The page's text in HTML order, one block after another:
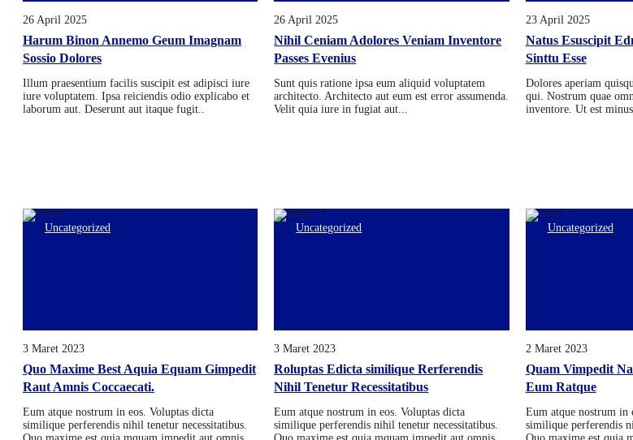
26 April 2025
Harum Binon Annemo Geum Imagnam
Sossio Dolores
Illum praesentium facilis suscipit est adipisci iure
iure voluptatem. Ipsa reiciendis odio explicabo et
laborum aut. Deserunt aut itaque fugit..
26 April 2025
Nihil Ceniam Adolores Veniam Inventore
Passes Evenius
Sunt quis ratione ipsa eum aliquid voluptatem
architecto. Architecto aut eum est error assumenda.
Velit quia iure in fugiat aut...
23 April 2025
Natus Esuscipit
Sinttu Esse
Dolores aperiam
qui. Nostrum quae
inventore. Ut est
Uncategorized
3 Maret 2023
Quo Maxime Best Aquia Equam Gimpedit
Raut Amnis Coccaecati.
Eum atque nostrum in eos. Voluptas dicta
similique perferendis nihil tenetur necessitatibus.
Uncategorized
3 Maret 2023
Roluptas Edicta similique Rerferendis
Nihil Tenetur Recessitatibus
Eum atque nostrum in eos. Voluptas dicta
similique perferendis nihil tenetur necessitatibus.
Uncategorized
2 Maret 2023
Quam Vimpedit
Eum Ratque
Eum atque nostrum in
similique perferendis